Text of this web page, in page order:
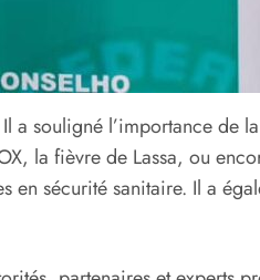
a souligné l’importance de
la fièvre de Lassa, ou
sécurité sanitaire. Il a